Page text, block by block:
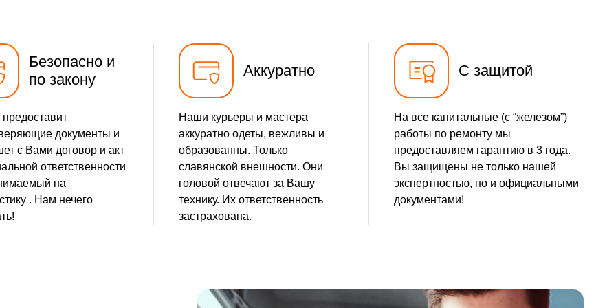
Безопасно и
по закону
документы и
с Вами договор и акт
ответственности
на
. Нам нечего
Аккуратно
Наши курьеры и мастера
аккуратно одеты, вежливы и
образованны. Только
славянской внешности. Они
головой отвечают за Вашу
технику. Их ответственность
застрахована.
С защитой
На все капитальные (с “железом”)
работы по ремонту мы
предоставляем гарантию в 3 года.
Вы защищены не только нашей
экспертностью, но и официальными
документами!